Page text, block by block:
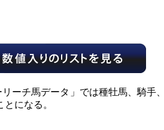
ーチ馬データ」では種牡馬、騎手
になる。